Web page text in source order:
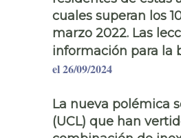
cuales superan los
marzo 2022. Las
información para la
el 26/09/2024
La nueva polémica
(UCL) que han